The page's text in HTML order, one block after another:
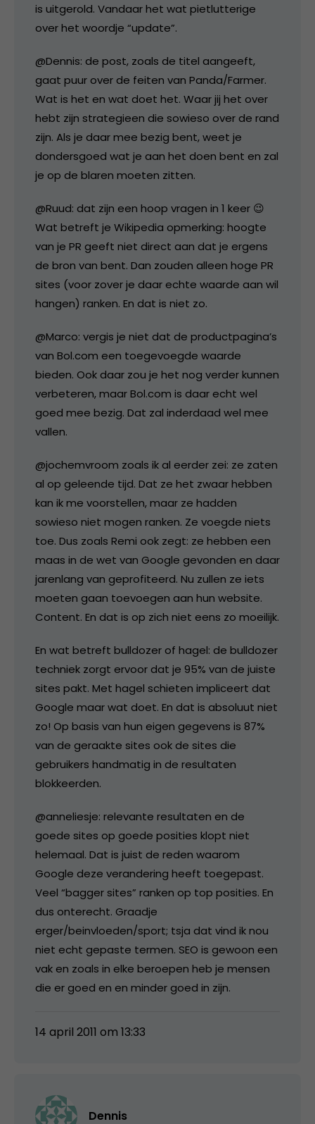
is uitgerold. Vandaar het wat pietlutterige
over het woordje “update”.
@Dennis: de post, zoals de titel aangeeft,
gaat puur over de feiten van Panda/Farmer.
Wat is het en wat doet het. Waar jij het over
hebt zijn strategieen die sowieso over de rand
zijn. Als je daar mee bezig bent, weet je
dondersgoed wat je aan het doen bent en zal
je op de blaren moeten zitten.
@Ruud: dat zijn een hoop vragen in 1 keer 😉
Wat betreft je Wikipedia opmerking: hoogte
van je PR geeft niet direct aan dat je ergens
de bron van bent. Dan zouden alleen hoge PR
sites (voor zover je daar echte waarde aan wil
hangen) ranken. En dat is niet zo.
@Marco: vergis je niet dat de productpagina’s
van Bol.com een toegevoegde waarde
bieden. Ook daar zou je het nog verder kunnen
verbeteren, maar Bol.com is daar echt wel
goed mee bezig. Dat zal inderdaad wel mee
vallen.
@jochemvroom zoals ik al eerder zei: ze zaten
al op geleende tijd. Dat ze het zwaar hebben
kan ik me voorstellen, maar ze hadden
sowieso niet mogen ranken. Ze voegde niets
toe. Dus zoals Remi ook zegt: ze hebben een
maas in de wet van Google gevonden en daar
jarenlang van geprofiteerd. Nu zullen ze iets
moeten gaan toevoegen aan hun website.
Content. En dat is op zich niet eens zo moeilijk.
En wat betreft bulldozer of hagel: de bulldozer
techniek zorgt ervoor dat je 95% van de juiste
sites pakt. Met hagel schieten impliceert dat
Google maar wat doet. En dat is absoluut niet
zo! Op basis van hun eigen gegevens is 87%
van de geraakte sites ook de sites die
gebruikers handmatig in de resultaten
blokkeerden.
@anneliesje: relevante resultaten en de
goede sites op goede posities klopt niet
helemaal. Dat is juist de reden waarom
Google deze verandering heeft toegepast.
Veel “bagger sites” ranken op top posities. En
dus onterecht. Graadje
erger/beinvloeden/sport; tsja dat vind ik nou
niet echt gepaste termen. SEO is gewoon een
vak en zoals in elke beroepen heb je mensen
die er goed en en minder goed in zijn.
14 april 2011 om 13:33
Dennis